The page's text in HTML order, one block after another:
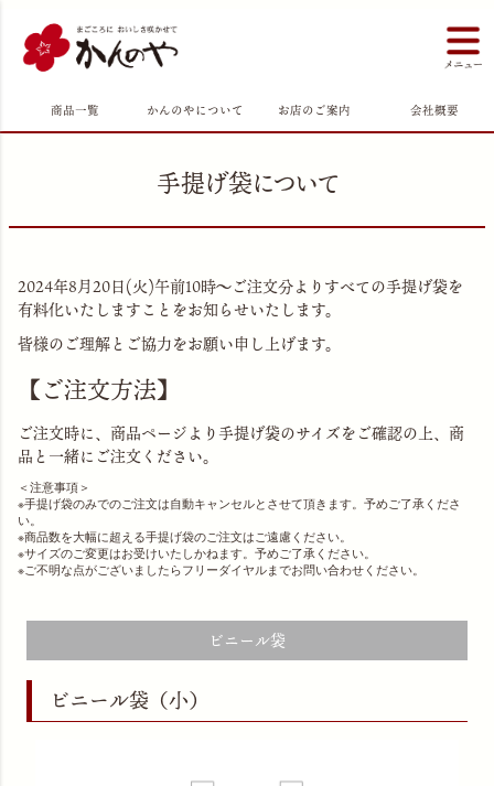
商品一覧 かんのやについて お店のご案内 会社概要
手提げ袋について
2024年8月20日(火)午前10時～ご注文分よりすべての手提げ袋を
有料化いたしますことをお知らせいたします。
皆様のご理解とご協力をお願い申し上げます。
【ご注文方法】
ご注文時に、商品ページより手提げ袋のサイズをご確認の上、商
品と一緒にご注文ください。
＜注意事項＞
※手提げ袋のみでのご注文は自動キャンセルとさせて頂きます。予めご了承くださ
い。
※商品数を大幅に超える手提げ袋のご注文はご遠慮ください。
※サイズのご変更はお受けいたしかねます。予めご了承ください。
※ご不明な点がございましたらフリーダイヤルまでお問い合わせください。
ビニール袋
ビニール袋（小）